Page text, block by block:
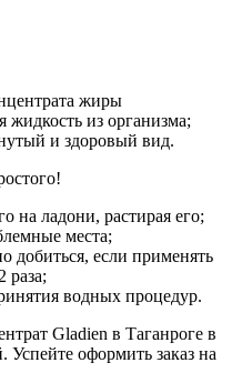
жиры
жидкость из организма;
и здоровый вид.
на ладони, растирая его;
места;
добиться, если применять
раза;
водных процедур.
Gladien в Таганроге в
оформить заказ на